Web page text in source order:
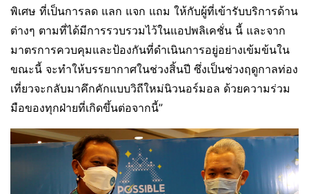
พิเศษ ที่เป็นการลด แลก แจก แถม ให้กับผู้ที่เข้ารับบริการด้าน
ต่างๆ ตามที่ได้มีการรวบรวมไว้ในแอปพลิเคชั่น นี้ และจาก
มาตรการควบคุมและป้องกันที่ดำเนินการอยู่อย่างเข้มข้นใน
ขณะนี้ จะทำให้บรรยากาศในช่วงสิ้นปี ซึ่งเป็นช่วงฤดูกาลท่อง
เที่ยวจะกลับมาคึกคักแบบวิถีใหม่นิวนอร์มอล ด้วยความร่วม
มือของทุกฝ่ายที่เกิดขึ้นต่อจากนี้”